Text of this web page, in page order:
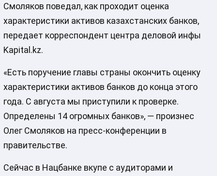
Смоляков поведал, как проходит оценка
характеристики активов казахстанских банков,
передает корреспондент центра деловой инфы
Kapital.kz.
«Есть поручение главы страны окончить оценку
характеристики активов банков до конца этого
года. С августа мы приступили к проверке.
Определены 14 огромных банков», — произнес
Олег Смоляков на пресс-конференции в
правительстве.
Сейчас в Нацбанке вкупе с аудиторами и